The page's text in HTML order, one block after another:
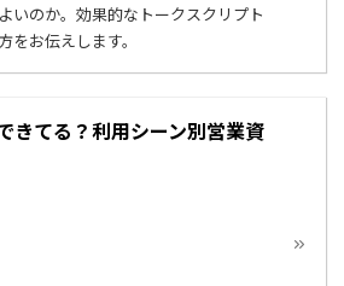
いのか。効果的なトークスクリプト
をお伝えします。
きてる？利用シーン別営業資